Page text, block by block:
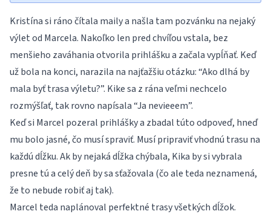
Kristína si ráno čítala maily a našla tam pozvánku na nejaký
výlet od Marcela. Nakoľko len pred chvíľou vstala, bez
menšieho zaváhania otvorila prihlášku a začala vypĺňať. Keď
už bola na konci, narazila na najťažšiu otázku: “Ako dlhá by
mala byť trasa výletu?”. Kike sa z rána veľmi nechcelo
rozmýšľať, tak rovno napísala “Ja nevieeem”.
Keď si Marcel pozeral prihlášky a zbadal túto odpoveď, hneď
mu bolo jasné, čo musí spraviť. Musí pripraviť vhodnú trasu na
každú dĺžku. Ak by nejaká dĺžka chýbala, Kika by si vybrala
presne tú a celý deň by sa sťažovala (čo ale teda neznamená,
že to nebude robiť aj tak).
Marcel teda naplánoval perfektné trasy všetkých dĺžok.